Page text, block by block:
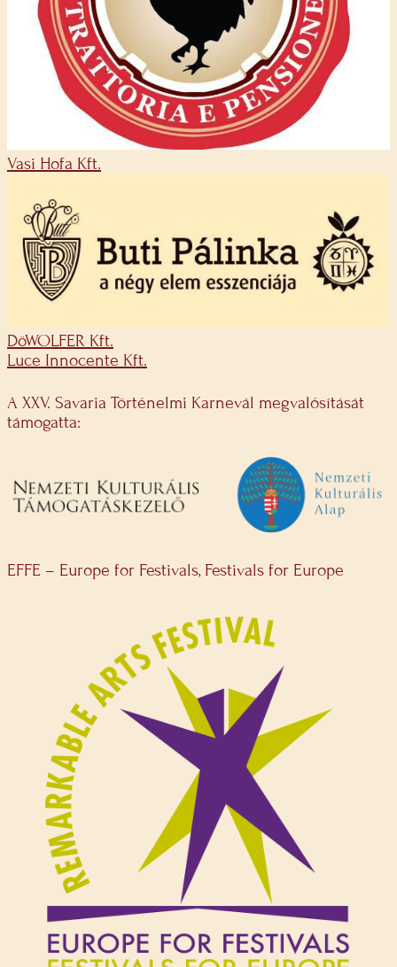
Vasi Hofa Kft.
DöWOLFER Kft.
Luce Innocente Kft.
A XXV. Savaria Történelmi Karnevál megvalósítását
támogatta:
EFFE – Europe for Festivals, Festivals for Europe